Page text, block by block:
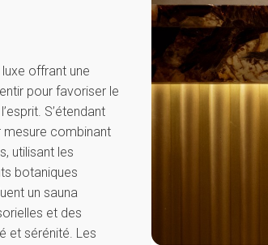
offrant une
pour favoriser le
S’étendant
mesure combinant
utilisant les
botaniques
un sauna
et des
et sérénité. Les